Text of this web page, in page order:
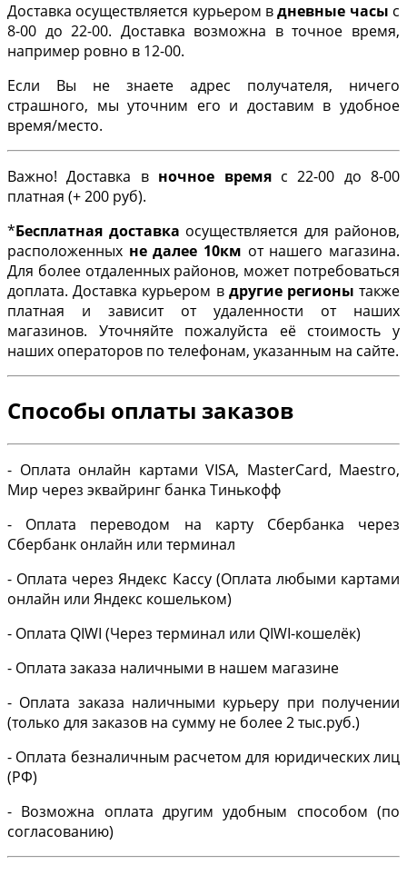
Доставка осуществляется курьером вдневные часы с
8-00 до 22-00. Доставка возможна в точное время,
например ровно в 12-00.
Если Вы не знаете адрес получателя, ничего
страшного, мы уточним его и доставим в удобное
время/место.
Важно! Доставка в ночное времяс 22-00 до 8-00
платная (+ 200 руб).
*Бесплатная доставка осуществляется для районов,
расположенных не далее 10км от нашего магазина.
Для более отдаленных районов, может потребоваться
доплата. Доставка курьером в другие регионы также
платная и зависит от удаленности от наших
магазинов. Уточняйте пожалуйста её стоимость у
наших операторов по телефонам, указанным на сайте.
Способы оплаты заказов
- Оплата онлайн картами VISA, MasterCard, Maestro,
Мир через эквайринг банка Тинькофф
- Оплата переводом на карту Сбербанка через
Сбербанк онлайн или терминал
- Оплата через Яндекс Кассу (Оплата любыми картами
онлайн или Яндекс кошельком)
- Оплата QIWI (Через терминал или QIWI-кошелёк)
- Оплата заказа наличными в нашем магазине
- Оплата заказа наличными курьеру при получении
(только для заказов на сумму не более 2 тыс.руб.)
- Оплата безналичным расчетом для юридических лиц
(РФ)
- Возможна оплата другим удобным способом (по
согласованию)